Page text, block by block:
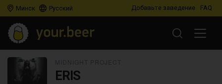
Минск Русский Добавьте заведение FAQ
ERIS